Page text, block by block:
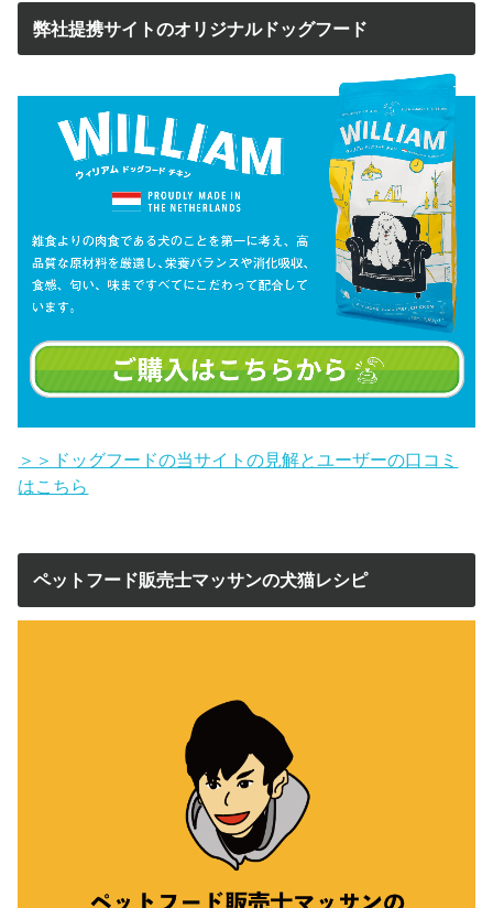
弊社提携サイトのオリジナルドッグフード
＞＞ドッグフードの当サイトの見解とユーザーの口コミ
はこちら
ペットフード販売士マッサンの犬猫レシピ